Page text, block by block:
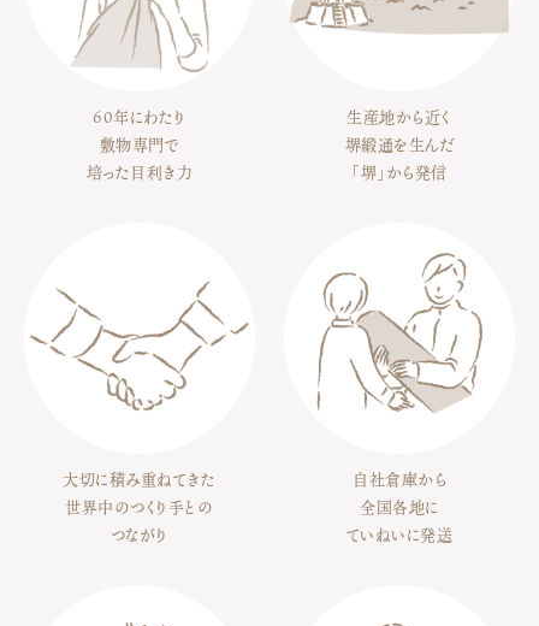
60年にわたり
敷物専門で
培った目利き力
生産地から近く
堺緞通を生んだ
「堺」から発信
大切に積み重ねてきた
世界中のつくり手との
つながり
自社倉庫から
全国各地に
ていねいに発送